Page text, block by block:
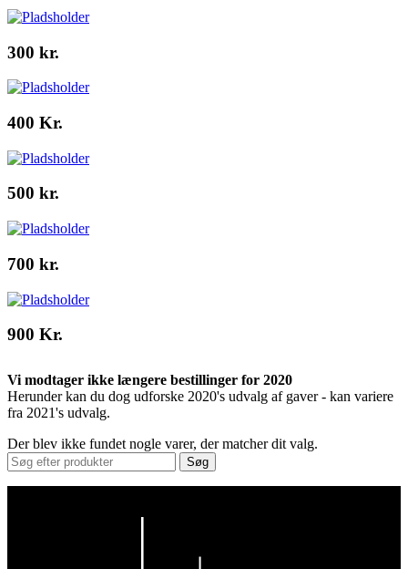
300 kr.
400 Kr.
500 kr.
700 kr.
900 Kr.
Vi modtager ikke længere bestillinger for 2020
Herunder kan du dog udforske 2020's udvalg af gaver - kan variere
fra 2021's udvalg.
Der blev ikke fundet nogle varer, der matcher dit valg.
Søg